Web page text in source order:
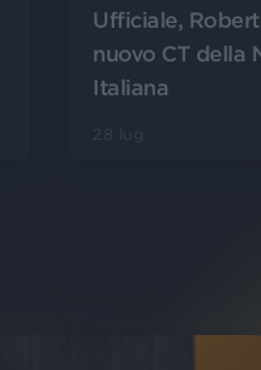
Ufficiale,
nuovo CT della
Italiana